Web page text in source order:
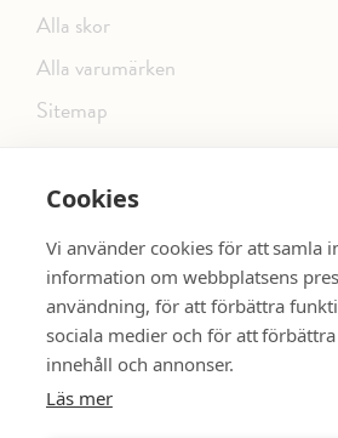
Cookies
Vi använder cookies för att samla
information om webbplatsens
användning, för att förbättra
sociala medier och för att förbättra
innehåll och annonser.
Läs mer
Alla skor
Alla varumärken
Sitemap
FÖLJ OSS PÅ SOCIALA MEDIER
SE MER SKOR: dinsko.se